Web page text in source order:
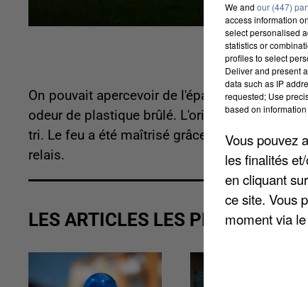
On pouvait apercevoir de l'épaisse fumée à
odeur de plastique brûlé. L'origine du feu est
tri. Le feu a été maîtrisé grâce aux salariés
relais.
LES ARTICLES LES PLUS VUS
We and our (447)
access information
select personalised
statistics or
profiles to select
Deliver and present
data such as IP
requested; Use
based on
Vous pouvez
les finalités
en cliquant
ce site. Vous
moment via